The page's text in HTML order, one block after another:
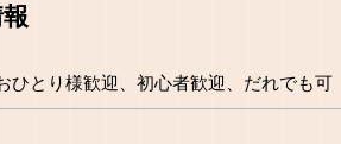
ひとり様歓迎、初心者歓迎、だれでも可